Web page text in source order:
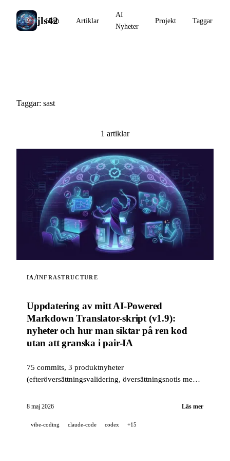
jls42
Hem Artiklar
AI
Nyheter
Projekt Taggar
Taggar: sast
1 artiklar
IA /INFRASTRUCTURE
Uppdatering av mitt AI-Powered
Markdown Translator-skript (v1.9):
nyheter och hur man siktar på ren kod
utan att granska i pair-IA
75 commits, 3 produktnyheter
(efteröversättningsvalidering, översättningsnotis med
industriell klass (14 hooks, 229 tester, AI-assisterad
är 100 % utvecklat i pair-IA.
8 maj 2026 Läs mer
vibe-coding claude-code codex +15